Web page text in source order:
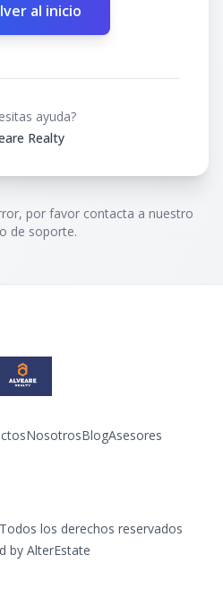
al inicio
ayuda?
Realty
por favor contacta a nuestro
de soporte.
NosotrosBlogAsesores
Todos los derechos reservados
by AlterEstate